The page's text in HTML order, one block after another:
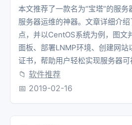
本文推荐了一款名为“宝塔”的服
服务器运维的神器。文章详细介
点，并以CentOS系统为例，图文
面板、部署LNMP环境、创建网
证书，帮助用户轻松实现服务器可
📁 软件推荐
📅 2019-02-16